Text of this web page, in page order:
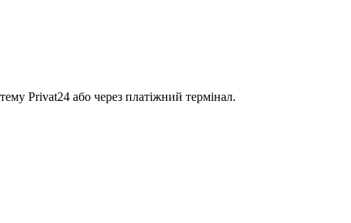
Privat24 або через платіжний термінал.